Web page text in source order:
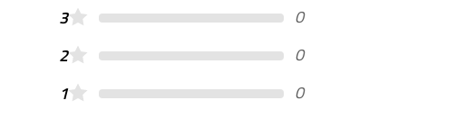
3
0
2
0
1
0